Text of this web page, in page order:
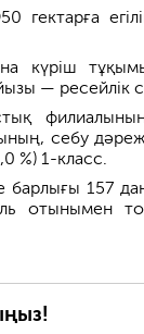
гектарға
күріш
— ресейлік
себу
%) 1-класс.
барлығы 157
отынымен